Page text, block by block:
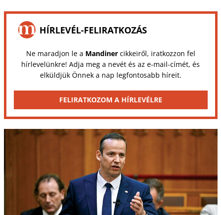
HÍRLEVÉL-FELIRATKOZÁS
Ne maradjon le a Mandinercikkeiről, iratkozzon fel
hírlevelünkre! Adja meg a nevét és az e-mail-címét, és
elküldjük Önnek a nap legfontosabb híreit.
FELIRATKOZOM A HÍRLEVÉLRE